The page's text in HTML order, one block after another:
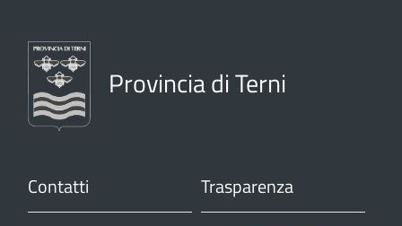
Provincia di Terni
Contatti Trasparenza